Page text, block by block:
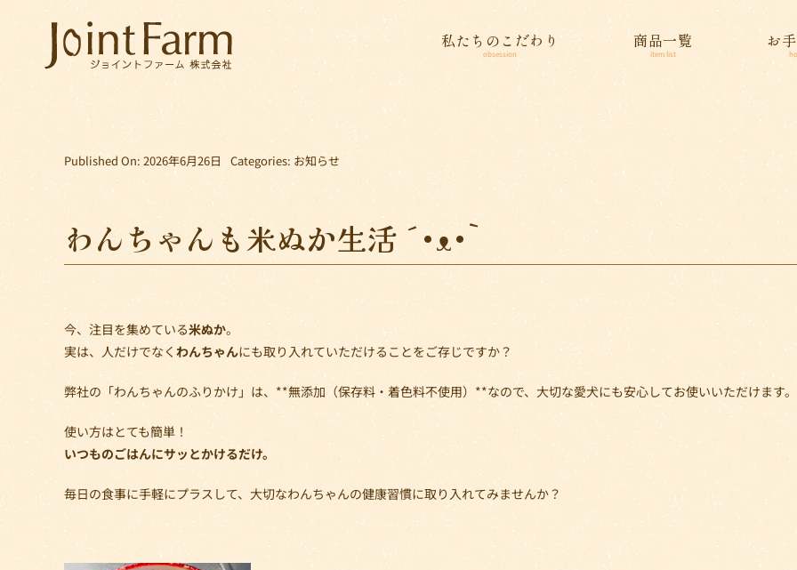
私たちのこだわり
obsession
商品一覧
item list
お
Published On: 2026年6月26日 Categories: お知らせ
わんちゃんも米ぬか生活 ´•ᴥ•`
今、注目を集めている米ぬか。
実は、人だけでなく わんちゃんにも取り入れていただけることをご存じですか？
弊社の「わんちゃんのふりかけ」は、**無添加（保存料・着色料不使用）**なので、大切な愛犬にも安心してお使いいただけます。
使い方はとても簡単！
いつものごはんにサッとかけるだけ。
毎日の食事に手軽にプラスして、大切なわんちゃんの健康習慣に取り入れてみませんか？